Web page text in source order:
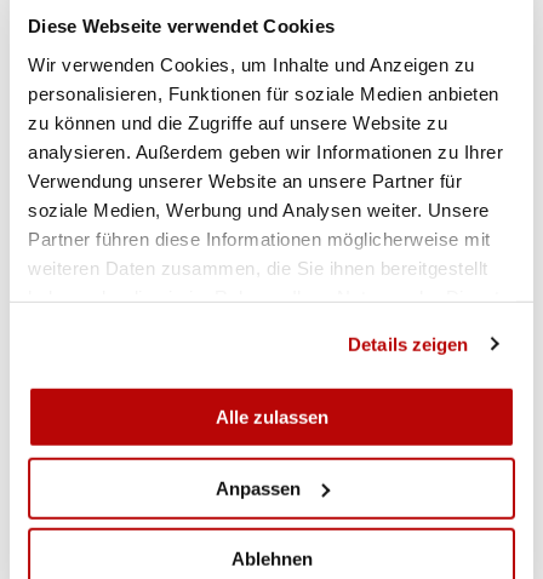
Diese Webseite verwendet Cookies
Wir verwenden Cookies, um Inhalte und Anzeigen zu
personalisieren, Funktionen für soziale Medien anbieten
zu können und die Zugriffe auf unsere Website zu
analysieren. Außerdem geben wir Informationen zu Ihrer
Verwendung unserer Website an unsere Partner für
soziale Medien, Werbung und Analysen weiter. Unsere
Partner führen diese Informationen möglicherweise mit
weiteren Daten zusammen, die Sie ihnen bereitgestellt
Details zeigen
Alle zulassen
Anpassen
Ablehnen
Gewehr 10m Frauen Qualifikation Relay 2
Gewehr 10m Frauen Qualifikation
Gewehr 10m Frauen Ranking Match
Gewehr 10m Frauen Gold Medal Match
GALERIE